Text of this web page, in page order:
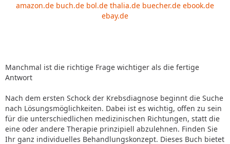
amazon.de buch.de bol.de thalia.de buecher.de ebook.de
ebay.de
Manchmal ist die richtige Frage wichtiger als die fertige
Antwort
Nach dem ersten Schock der Krebsdiagnose beginnt die Suche
nach Lösungsmöglichkeiten. Dabei ist es wichtig, offen zu sein
für die unterschiedlichen medizinischen Richtungen, statt die
eine oder andere Therapie prinzipiell abzulehnen. Finden Sie
Ihr ganz individuelles Behandlungskonzept. Dieses Buch bietet